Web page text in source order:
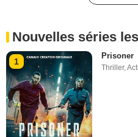
Nouvelles séries
1
Prisoner
Thriller,